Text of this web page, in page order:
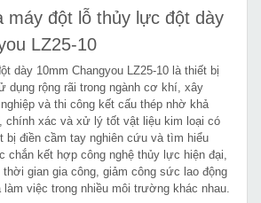
máy đột lỗ thủy lực đột dày
LZ25-10
dày 10mm Changyou LZ25-10 là thiết bị
dụng rộng rãi trong ngành cơ khí, xây
và thi công kết cấu thép nhờ khả
chính xác và xử lý tốt vật liệu kim loại có
bị điền cầm tay nghiên cứu và tìm hiểu
chắn kết hợp công nghệ thủy lực hiện đại,
gian gia công, giảm công sức lao động
làm việc trong nhiều môi trường khác nhau.